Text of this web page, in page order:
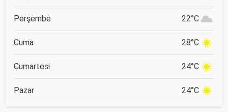
Perşembe 22°C
Cuma 28°C
Cumartesi 24°C
Pazar 24°C